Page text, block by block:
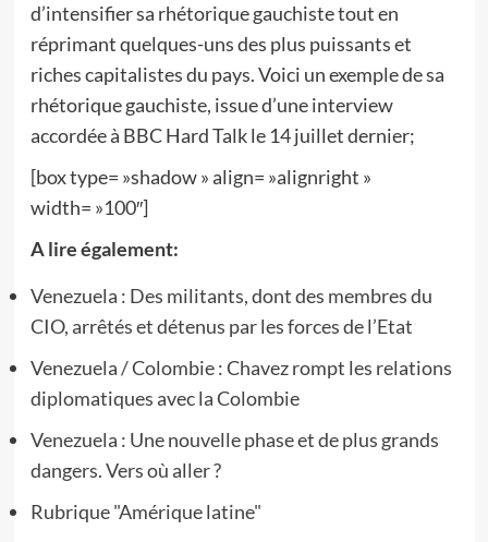
d’intensifier sa rhétorique gauchiste tout en
réprimant quelques-uns des plus puissants et
riches capitalistes du pays. Voici un exemple de sa
rhétorique gauchiste, issue d’une interview
accordée à BBC Hard Talk le 14 juillet dernier;
[box type= »shadow » align= »alignright »
width= »100″]
A lire également:
Venezuela : Des militants, dont des membres du
CIO, arrêtés et détenus par les forces de l’Etat
Venezuela / Colombie : Chavez rompt les relations
diplomatiques avec la Colombie
Venezuela : Une nouvelle phase et de plus grands
dangers. Vers où aller ?
Rubrique "Amérique latine"